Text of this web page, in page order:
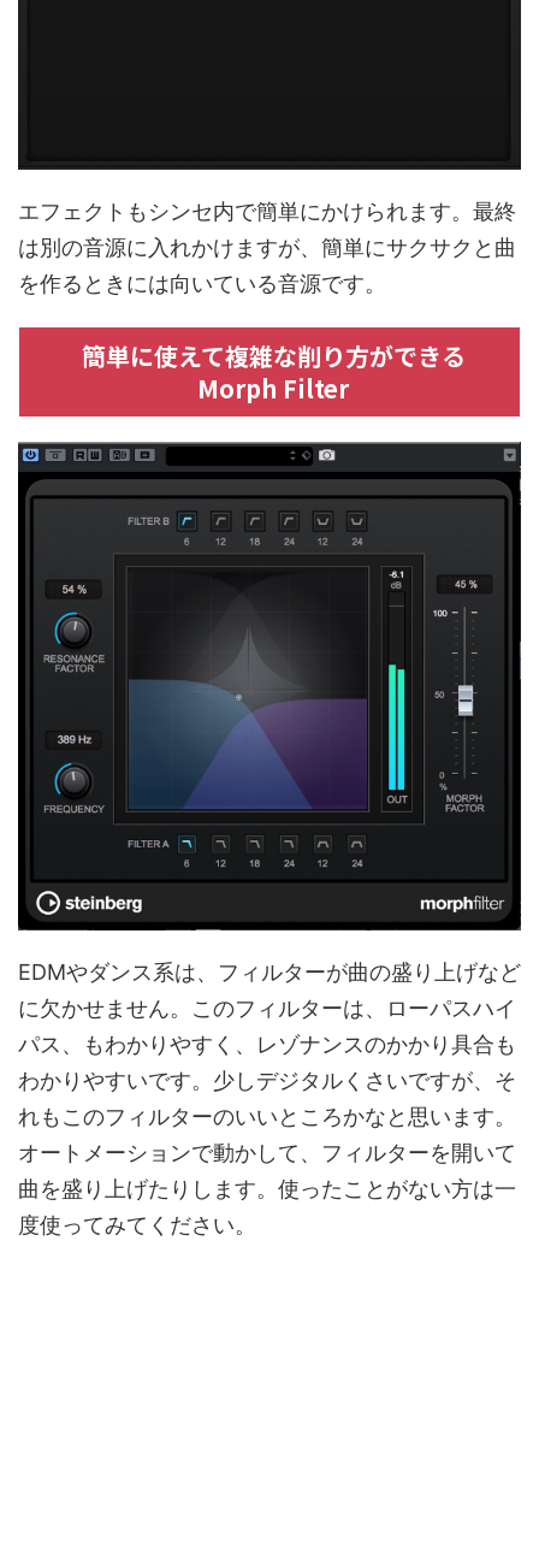
エフェクトもシンセ内で簡単にかけられます。最終
は別の音源に入れかけますが、簡単にサクサクと曲
を作るときには向いている音源です。
簡単に使えて複雑な削り方ができる
Morph Filter
EDMやダンス系は、フィルターが曲の盛り上げなど
に欠かせません。このフィルターは、ローパスハイ
パス、もわかりやすく、レゾナンスのかかり具合も
わかりやすいです。少しデジタルくさいですが、そ
れもこのフィルターのいいところかなと思います。
オートメーションで動かして、フィルターを開いて
曲を盛り上げたりします。使ったことがない方は一
度使ってみてください。